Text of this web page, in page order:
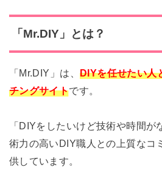
「Mr.DIY」とは？
「Mr.DIY」は、 DIYを任せたい人
チングサイトです。
「DIYをしたいけど技術や時間
術力の高いDIY職人との上質なコ
供しています。